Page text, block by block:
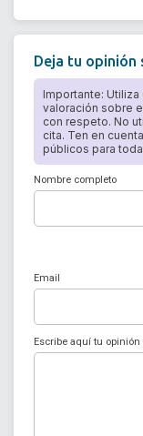
Deja tu
Importante:
valoración sobre
con respeto. No
cita. Ten en
públicos para
Nombre completo
Email
Escribe aquí tu